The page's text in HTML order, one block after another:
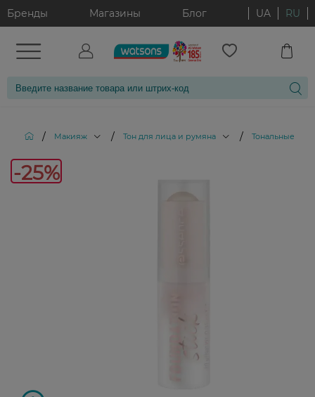
Бренды Магазины Блог UA RU
/ Макияж / Тон для лица и румяна / Тональные
-25%